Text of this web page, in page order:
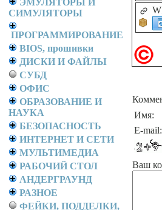
ЭМУЛЯТОРЫ И
СИМУЛЯТОРЫ
ПРОГРАММИРОВАНИЕ
BIOS, прошивки
ДИСКИ И ФАЙЛЫ
СУБД
ОФИС
ОБРАЗОВАНИЕ И
НАУКА
БЕЗОПАСНОСТЬ
ИНТЕРНЕТ И СЕТИ
МУЛЬТИМЕДИА
РАБОЧИЙ СТОЛ
АНДЕРГРАУНД
РАЗНОЕ
ФЕЙКИ, ПОДДЕЛКИ,
Имя:
E-mail:
Ваш